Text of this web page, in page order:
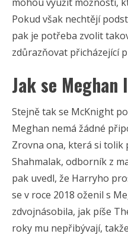
Pokud však nechtějí
pak je potřeba zvolit
zdůrazňovat přicházející
Jak se Meghan
Stejně tak se McKnight
Meghan nemá žádné
Zrovna ona, která si tolik
Shahmalak, odborník z
pak uvedl, že Harryho
se v roce 2018 oženil s
zdvojnásobila, jak píše
roky mu nepřibývají,